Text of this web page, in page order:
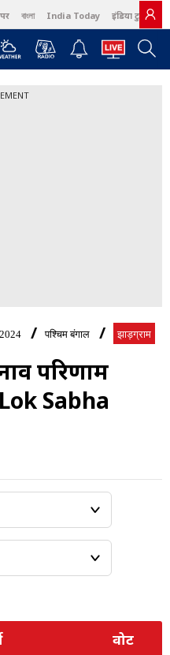
বাংলা India Today इंडिया टुडे हिंदी
पश्चिम बंगाल झाड़ग्राम
परिणाम
Sabha
वोट